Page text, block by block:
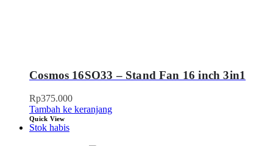
Cosmos 16SO33 – Stand Fan 16 inch 3in1
Rp375.000
Tambah ke keranjang
Quick View
Stok habis